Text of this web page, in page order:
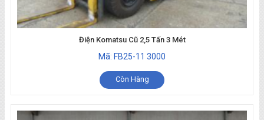
Điện Komatsu Cũ 2,5 Tấn 3 Mét
Mã: FB25-11 3000
Còn Hàng